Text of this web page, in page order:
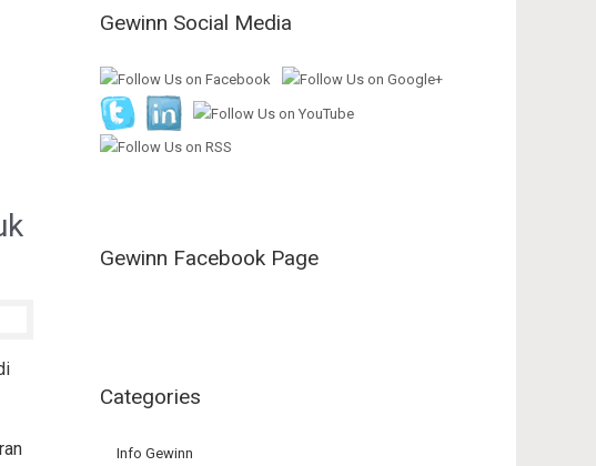
Gewinn Social Media
Gewinn Facebook Page
Categories
Info Gewinn